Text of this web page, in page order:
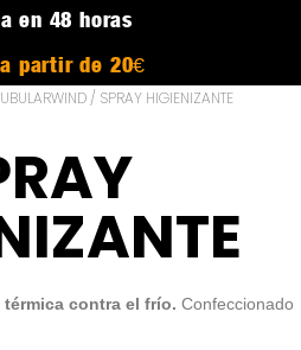
en 48 horas
a partir de 20€
/ SPRAY HIGIENIZANTE
contra el frío. Confeccionado